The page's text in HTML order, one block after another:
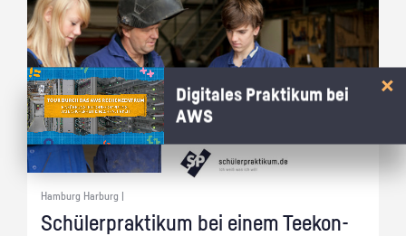
Hamburg Harburg |
Schü­ler­prak­ti­kum bei einem Tee­kon­
Digitales Praktikum bei
AWS